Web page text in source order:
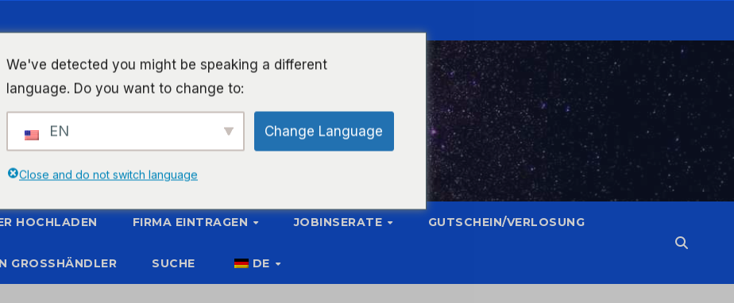
HOCHLADEN FIRMA EINTRAGEN JOBINSERATE GUTSCHEIN/VERLOSUNG
GROSSHÄNDLER SUCHE DE
We've detected you might be speaking a different
language. Do you want to change to:
EN Change Language
Close and do not switch language